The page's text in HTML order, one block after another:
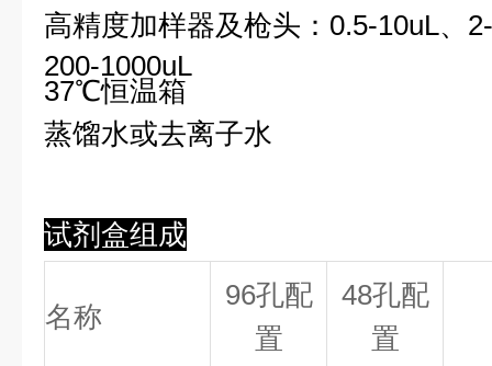
高精度加样器及枪头：0.5-10uL、
200-1000uL
37℃恒温箱
蒸馏水或去离子水
试剂盒组成
名称
96孔配
置
48孔配
置